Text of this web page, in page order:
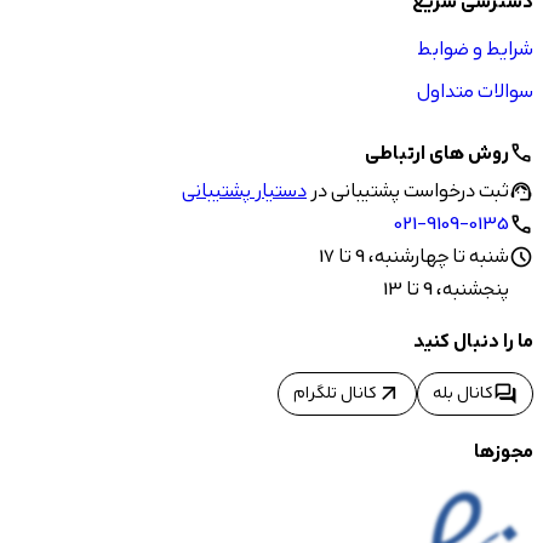
شرایط و ضوابط
سوالات متداول
callروش های ارتباطی
support_agentثبت درخواست پشتیبانی دردستیار پشتیبانی
call
021-9109-0135
scheduleشنبه تا چهارشنبه، 9 تا 17
پنجشنبه، 9 تا 13
ما را دنبال کنید
forumکانال بله arrow_outward کانال تلگرام
مجوزها